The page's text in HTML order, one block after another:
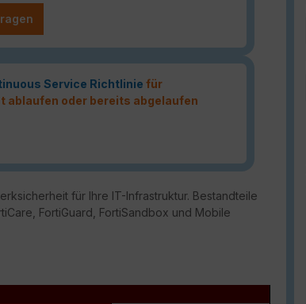
Service Richtlinie für
ablaufen oder bereits abgelaufen
für Ihre IT-Infrastruktur. Bestandteile
FortiGuard, FortiSandbox und Mobile